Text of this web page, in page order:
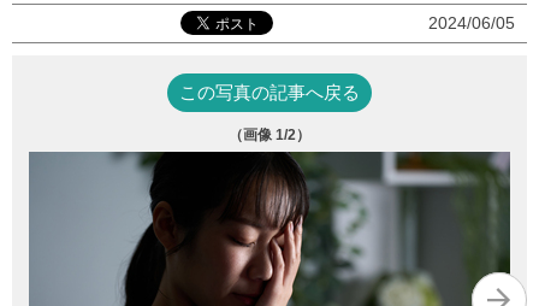
2024/06/05
この写真の記事へ戻る
（画像 1/2）